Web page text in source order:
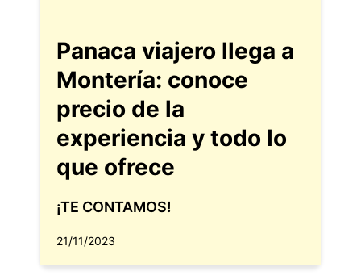
Panaca viajero llega a
Montería: conoce
precio de la
experiencia y todo lo
que ofrece
¡TE CONTAMOS!
21/11/2023